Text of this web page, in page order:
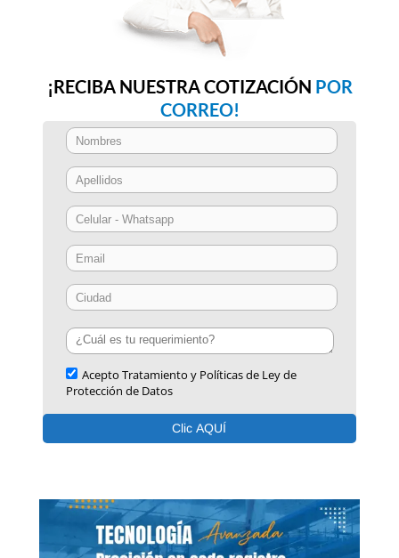
¡RECIBA NUESTRA COTIZACIÓN POR
CORREO!